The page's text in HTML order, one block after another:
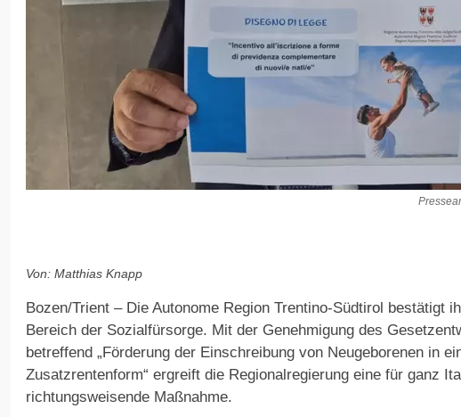
Von: Matthias Knapp
Bozen/Trient – Die Autonome Region Trentino-Südtirol bestätigt
Bereich der Sozialfürsorge. Mit der Genehmigung des
betreffend „Förderung der Einschreibung von Neugeborenen in
Zusatzrentenform“ ergreift die Regional­regierung eine für ganz
richtungsweisende Maßnahme.